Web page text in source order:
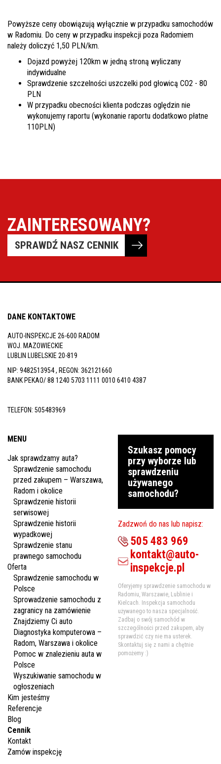
Powyższe ceny obowiązują wyłącznie w przypadku samochodów
w Radomiu. Do ceny w przypadku inspekcji poza Radomiem
należy doliczyć 1,50 PLN/km.
Dojazd powyżej 120km w jedną stroną wyliczany
indywidualne
Sprawdzenie szczelności uszczelki pod głowicą CO2 - 80
PLN
W przypadku obecności klienta podczas oględzin nie
wykonujemy raportu (wykonanie raportu dodatkowo płatne
110PLN)
ZAINTERESOWANY?
SPRAWDŹ NASZ CENNIK
DANE KONTAKTOWE
AUTO-INSPEKCJE 26-600 RADOM
WOJ. MAZOWIECKIE
LUBLIN LUBELSKIE 20-819
NIP: 9482513954 , REGON: 362121660
BANK PEKAO/ 88 1240 5703 1111 0010 6410 4387
TELEFON: 505483969
MENU
Jak sprawdzamy auta?
Sprawdzenie samochodu
przed zakupem – Warszawa,
Radom i okolice
Sprawdzenie historii
serwisowej
Sprawdzenie historii
wypadkowej
Sprawdzenie stanu
prawnego samochodu
Oferta
Sprawdzenie samochodu w
Polsce
Sprowadzenie samochodu z
zagranicy na zamówienie
Znajdziemy Ci auto
Diagnostyka komputerowa –
Radom, Warszawa i okolice
Pomoc w znalezieniu auta w
Polsce
Wyszukiwanie samochodu w
ogłoszeniach
Kim jesteśmy
Referencje
Blog
Cennik
Kontakt
Zamów inspekcję
Szukasz pomocy
przy wyborze lub
sprawdzeniu
używanego
samochodu?
Zadzwoń do nas lub napisz:
505 483 969
kontakt@auto-
inspekcje.pl
Oferyjemy sprawdzenie samochodu w
Radomiu, Warszawie, Lublinie i
Kielcach. Inspekcja samochodu
używanego to nasza specjalność.
Zadbaj o swój samochód w
szczególności przed zakupem, aby
sprawdzić czy nie ma usterek.
Skontaktuj się z nami a chętnie
pomożemy :)